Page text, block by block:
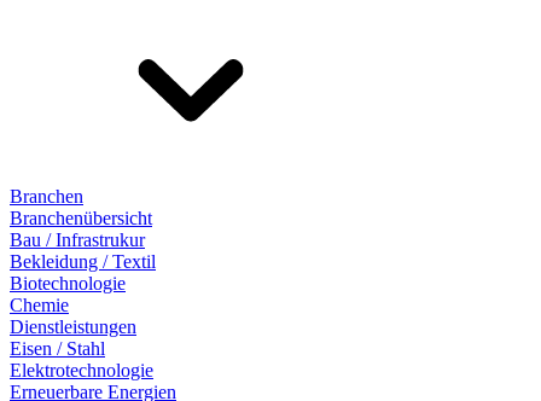
Branchen
Branchenübersicht
Bau / Infrastrukur
Bekleidung / Textil
Biotechnologie
Chemie
Dienstleistungen
Eisen / Stahl
Elektrotechnologie
Erneuerbare Energien